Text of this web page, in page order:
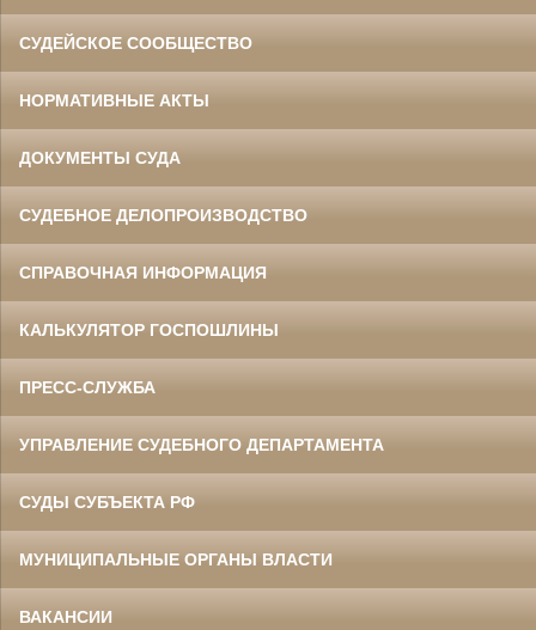
СУДЕЙСКОЕ СООБЩЕСТВО
НОРМАТИВНЫЕ АКТЫ
ДОКУМЕНТЫ СУДА
СУДЕБНОЕ ДЕЛОПРОИЗВОДСТВО
СПРАВОЧНАЯ ИНФОРМАЦИЯ
КАЛЬКУЛЯТОР ГОСПОШЛИНЫ
ПРЕСС-СЛУЖБА
УПРАВЛЕНИЕ СУДЕБНОГО ДЕПАРТАМЕНТА
СУДЫ СУБЪЕКТА РФ
МУНИЦИПАЛЬНЫЕ ОРГАНЫ ВЛАСТИ
ВАКАНСИИ